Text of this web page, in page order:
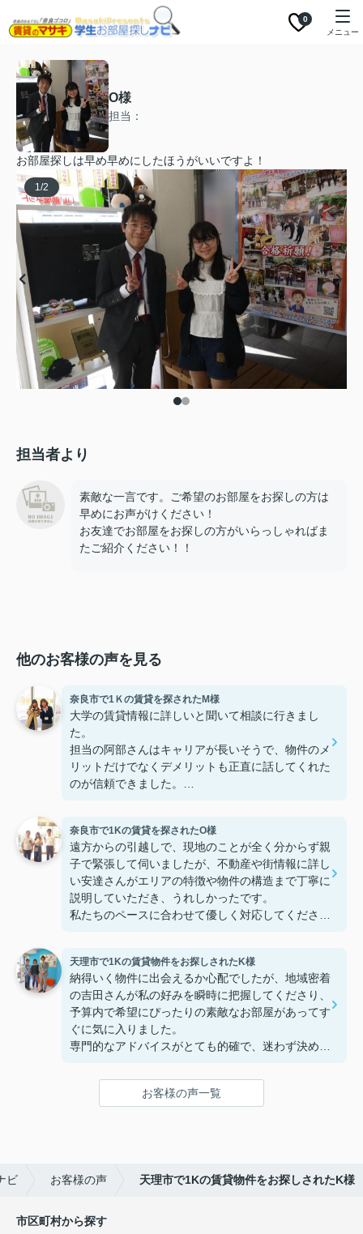
0
メニュー
O様
担当：
お部屋探しは早め早めにしたほうがいいですよ！
1/2
担当者より
素敵な一言です。ご希望のお部屋をお探しの方は
早めにお声がけください！
お友達でお部屋をお探しの方がいらっしゃればま
たご紹介ください！！
他のお客様の声を見る
奈良市で1Ｋの賃貸を探されたM様
大学の賃貸情報に詳しいと聞いて相談に行きまし
た。
担当の阿部さんはキャリアが長いそうで、物件のメ
リットだけでなくデメリットも正直に話してくれた
のが信頼できました。
す。
奈良市で1Kの賃貸を探されたO様
遠方からの引越しで、現地のことが全く分からず親
子で緊張して伺いましたが、不動産や街情報に詳し
い安達さんがエリアの特徴や物件の構造まで丁寧に
説明していただき、うれしかったです。
私たちのペースに合わせて優しく対応してくださっ
り、感謝しています。安達さん、ありがとうござい
ました！
天理市で1Kの賃貸物件をお探しされたK様
納得いく物件に出会えるか心配でしたが、地域密着
の吉田さんが私の好みを瞬時に把握してくださり、
予算内で希望にぴったりの素敵なお部屋があってす
ぐに気に入りました。
専門的なアドバイスがとても的確で、迷わず決める
鍵の受け取りのときに、また元気(o・・o)/~お店に
お客様の声一覧
ビ お客様の声 天理市で1Kの賃貸物件をお探しされたK様
市区町村から探す